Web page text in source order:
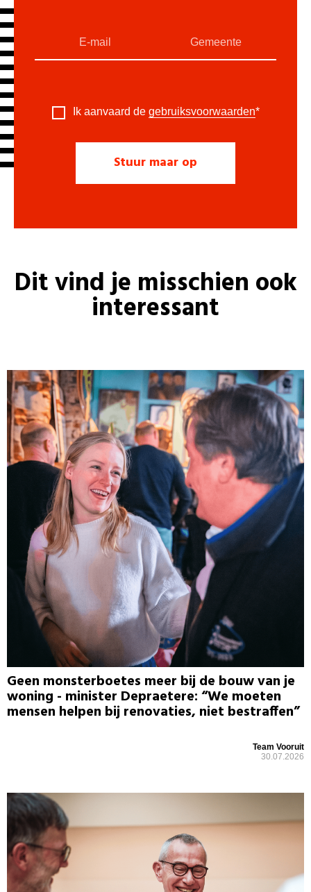
Ik aanvaard de gebruiksvoorwaarden*
Dit vind je misschien ook
interessant
Geen monsterboetes meer bij de bouw van je
woning - minister Depraetere: “We moeten
mensen helpen bij renovaties, niet bestraffen”
Team Vooruit
30.07.2026